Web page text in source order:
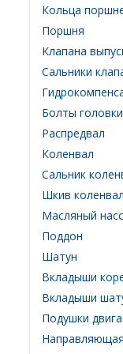
Кольца
Поршня
Клапана
Сальники
Болты
Распредвал
Коленвал
Сальник
Шкив
Масляный
Поддон
Шатун
Вкладыши
Вкладыши
Подушки